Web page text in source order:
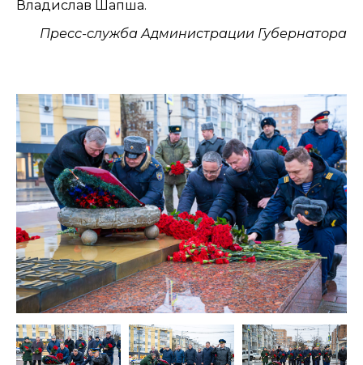
Владислав Шапша.
Пресс-служба Администрации Губернатора